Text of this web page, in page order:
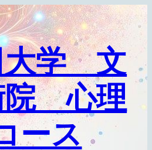
大学 文
院 心理
ース